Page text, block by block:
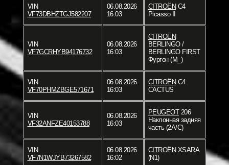
VIN
VF73DBHZTGJ582207
06.08.2026
16:03
CITROËN C4
Picasso II
VIN
VF7GCRHYB94176732
06.08.2026
16:03
CITROËN
BERLINGO /
BERLINGO FIRST
Фургон (M_)
VIN
VF70PHMZBGE571671
06.08.2026
16:03
CITROËN C4
CACTUS
VIN
VF32ANFZE40153788
06.08.2026
16:03
PEUGEOT206
Наклонная задняя
часть (2A/C)
VIN
VF7N1WJYB73267582
06.08.2026
16:02
CITROËN XSARA
(N1)